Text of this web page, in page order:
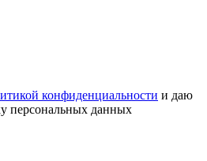
конфиденциальности и даю
персональных данных